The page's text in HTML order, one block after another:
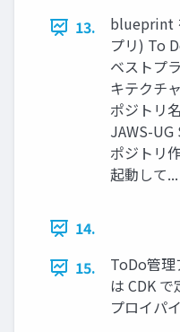
13.
blueprint
プリ) To
ベストプ
キテクチ
ポジトリ
JAWS-UG
ポジトリ
起動して
14.
15.
ToDo管理
は CDK
プロイパ